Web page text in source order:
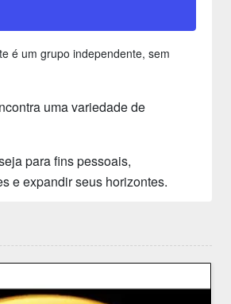
é um grupo independente, sem
uma variedade de
para fins pessoais,
e expandir seus horizontes.